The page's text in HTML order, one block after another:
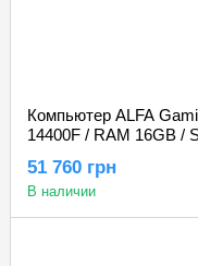
Компьютер ALFA
14400F / RAM 16GB /
51 760 грн
В наличии